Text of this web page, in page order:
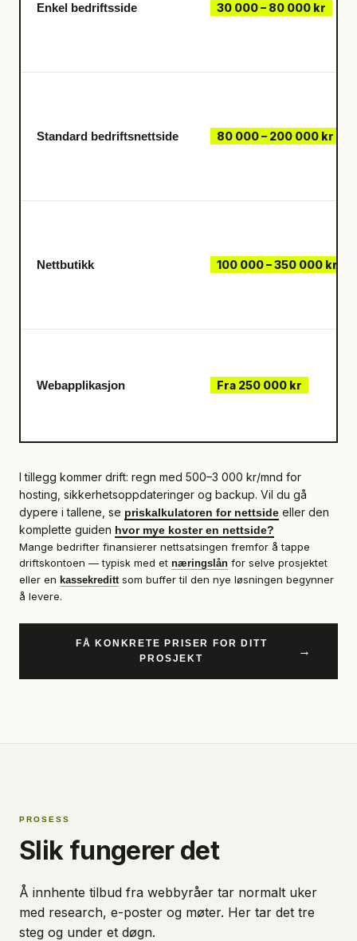
Enkel bedriftsside 30 000 – 80 000 kr
Standard bedriftsnettside 80 000 – 200 000 kr
Nettbutikk 100 000 – 350 000 kr
Webapplikasjon Fra 250 000 kr
I tillegg kommer drift: regn med 500–3 000 kr/mnd for
hosting, sikkerhetsoppdateringer og backup. Vil du gå
dypere i tallene, se priskalkulatoren for nettside eller den
komplette guiden hvor mye koster en nettside?
Mange bedrifter finansierer nettsatsingen fremfor å tappe
driftskontoen — typisk med et næringslån for selve prosjektet
eller en kassekreditt som buffer til den nye løsningen begynner
å levere.
FÅ KONKRETE PRISER FOR DITT
PROSJEKT
→
PROSESS
Slik fungerer det
Å innhente tilbud fra webbyråer tar normalt uker
med research, e-poster og møter. Her tar det tre
steg og under et døgn.